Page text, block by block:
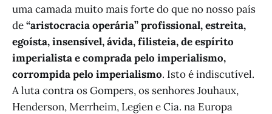
uma camada muito mais forte do que no nosso país
de“aristocracia operária” profissional, estreita,
egoísta, insensível, ávida, filisteia, de espírito
imperialista e comprada pelo imperialismo,
corrompida pelo imperialismo. Isto é indiscutível.
A luta contra os Gompers, os senhores Jouhaux,
Henderson, Merrheim, Legien e Cia. na Europa